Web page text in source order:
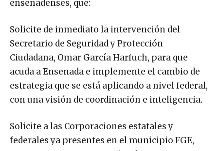
ensenadenses, que:
Solicite de inmediato la intervención del
Secretario de Seguridad y Protección
Ciudadana, Omar García Harfuch, para que
acuda a Ensenada e implemente el cambio de
estrategia que se está aplicando a nivel federal,
con una visión de coordinación e inteligencia.
Solicite a las Corporaciones estatales y
federales ya presentes en el municipio FGE,